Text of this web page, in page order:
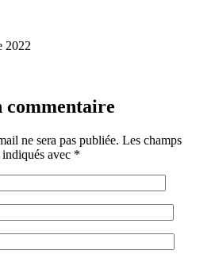
2022
commentaire
ne sera pas publiée. Les champs
avec *